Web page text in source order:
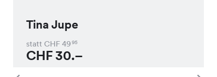
Tina Jupe
statt CHF 4995
CHF30.–